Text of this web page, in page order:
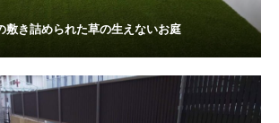
敷き詰められた草の生えないお庭